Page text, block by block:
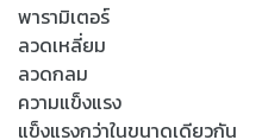
พารามิเตอร์
ลวดเหลี่ยม
ลวดกลม
ความแข็งแรง
แข็งแรงกว่าในขนาดเดียวกัน